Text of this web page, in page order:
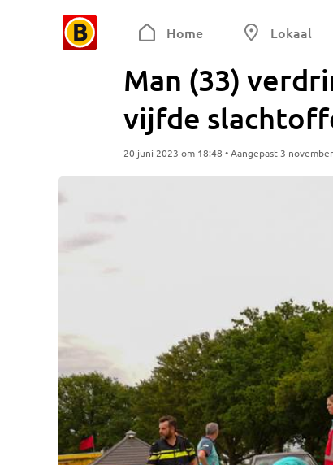
Home Lokaal
Man (33)
vijfde
20 juni 2023 om 18:48 • Aangepast 3